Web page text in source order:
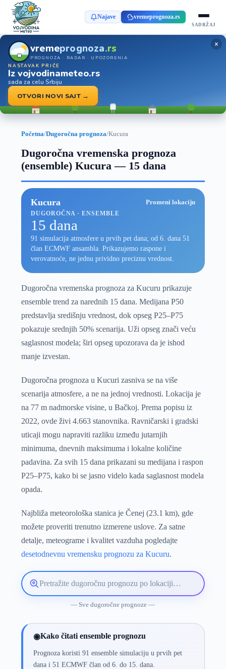
Najave vremeprognoza.rs
SADRŽAJ
vremeprognoza.rs
PROGNOZA · RADAR · UPOZORENJA
NASTAVAK PRIČE
Iz vojvodinameteo.rs
sada za celu Srbiju
OTVORI NOVI SAJT →
×
Početna/Dugoročna prognoza/Kucura
Dugoročna vremenska prognoza
(ensemble) Kucura — 15 dana
Kucura Promeni lokaciju
DUGOROČNA · ENSEMBLE
15 dana
91 simulacija atmosfere u prvih pet dana; od 6. dana 51
član ECMWF ansambla. Prikazujemo raspone i
verovatnoće, ne jednu prividno preciznu vrednost.
Dugoročna vremenska prognoza za Kucuru prikazuje
ensemble trend za narednih 15 dana. Medijana P50
predstavlja središnju vrednost, dok opseg P25–P75
pokazuje srednjih 50% scenarija. Uži opseg znači veću
saglasnost modela; širi opseg upozorava da je ishod
manje izvestan.
Dugoročna prognoza u Kucuri zasniva se na više
scenarija atmosfere, a ne na jednoj vrednosti. Lokacija je
na 77 m nadmorske visine, u Bačkoj. Prema popisu iz
2022, ovde živi 4.663 stanovnika. Ravničarski i gradski
uticaji mogu napraviti razliku između jutarnjih
minimuma, dnevnih maksimuma i lokalne količine
padavina. Za svih 15 dana prikazani su medijana i raspon
P25–P75, kako bi se jasno videlo kada saglasnost modela
opada.
Najbliža meteorološka stanica je Čenej (23.1 km), gde
možete proveriti trenutno izmerene uslove. Za satne
detalje, meteograme i kvalitet vazduha pogledajte
desetodnevnu vremensku prognozu za Kucuru.
Pretražite
lokaciju
— Sve dugoročne prognoze —
◉Kako čitati ensemble prognozu
Prognoza koristi 91 ensemble simulaciju u prvih pet
dana i 51 ECMWF član od 6. do 15. dana.